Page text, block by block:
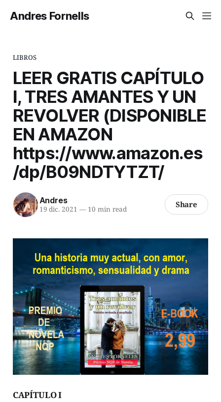
Andres Fornells
LIBROS
LEER GRATIS CAPÍTULO
I, TRES AMANTES Y UN
REVOLVER (DISPONIBLE
EN AMAZON
https://www.amazon.es
/dp/B09NDTYTZT/
Andres
19 dic. 2021 —10 min read Share
CAPÍTULO I